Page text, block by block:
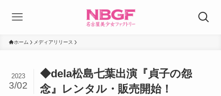
ホーム メディアリリース
◆dela松島七葉出演『貞子の怨
念』レンタル・販売開始！
2023
3/02